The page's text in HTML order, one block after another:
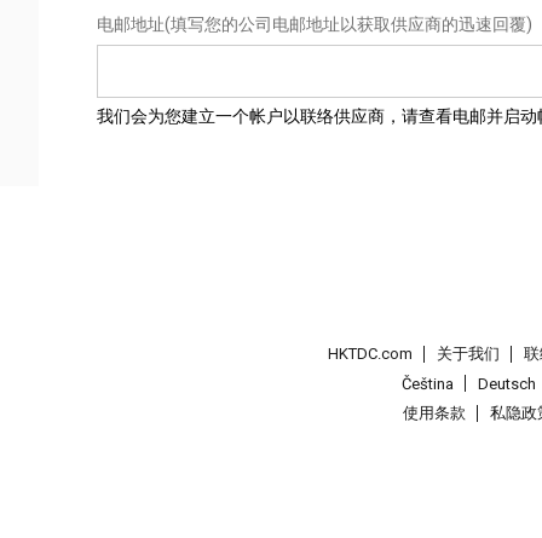
电邮地址(填写您的公司电邮地址以获取供应商的迅速回覆)
我们会为您建立一个帐户以联络供应商，请查看电邮并启动
HKTDC.com 关于我们
Čeština
Deutsch
使用条款
私隐政